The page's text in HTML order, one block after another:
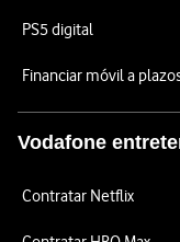
PS5 digital
Financiar móvil a
Vodafone
Contratar Netflix